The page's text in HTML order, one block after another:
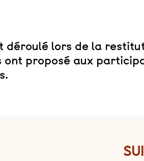
déroulé lors de la
proposé aux